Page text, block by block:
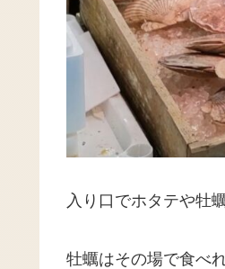
入り口でホタテや牡
牡蠣はその場で食べ